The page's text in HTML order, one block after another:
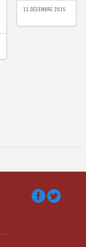
11 DÉCEMBRE 2015